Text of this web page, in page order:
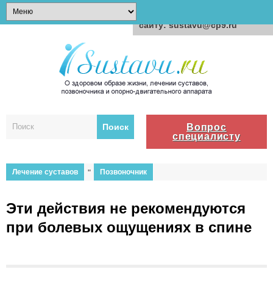
Вопрос
специалисту
Лечение суставов " Позвоночник
Эти действия не рекомендуются
при болевых ощущениях в спине
сайту: sustavu@cp9.ru